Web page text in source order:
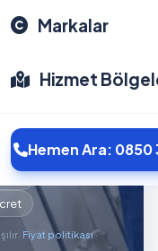
Markalar
Hizmet
Hemen Ara: 0850
servis akışıyla
yardımcı
Fiyat politikası·